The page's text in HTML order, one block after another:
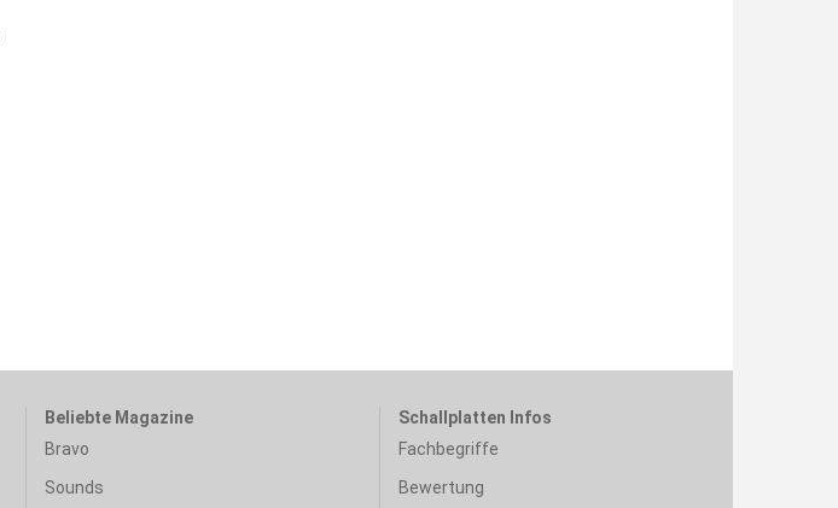
Beliebte Magazine
Bravo
Sounds
Schallplatten Infos
Fachbegriffe
Bewertung